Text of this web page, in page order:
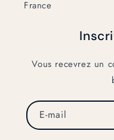
France
Vous recevrez un
E-mail